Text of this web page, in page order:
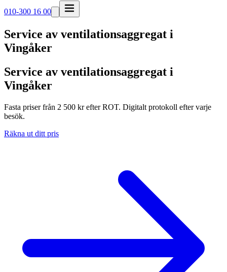
010-300 16 00
Service av ventilationsaggregat i
Vingåker
Service av ventilationsaggregat i
Vingåker
Fasta priser från 2 500 kr efter ROT. Digitalt protokoll efter varje
besök.
Räkna ut ditt pris